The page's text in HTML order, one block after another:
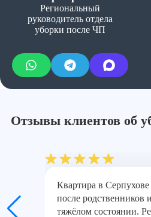
Региональный
руководитель отдела
уборки после ЧП
Отзывы клиентов об
Квартира в Серпухове
после родственников
тяжёлом состоянии.